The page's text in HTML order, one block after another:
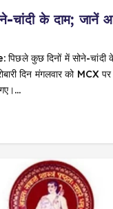
चांदी के दाम; जानें
कुछ दिनों में सोने-चांदी के
दिन मंगलवार को MCX